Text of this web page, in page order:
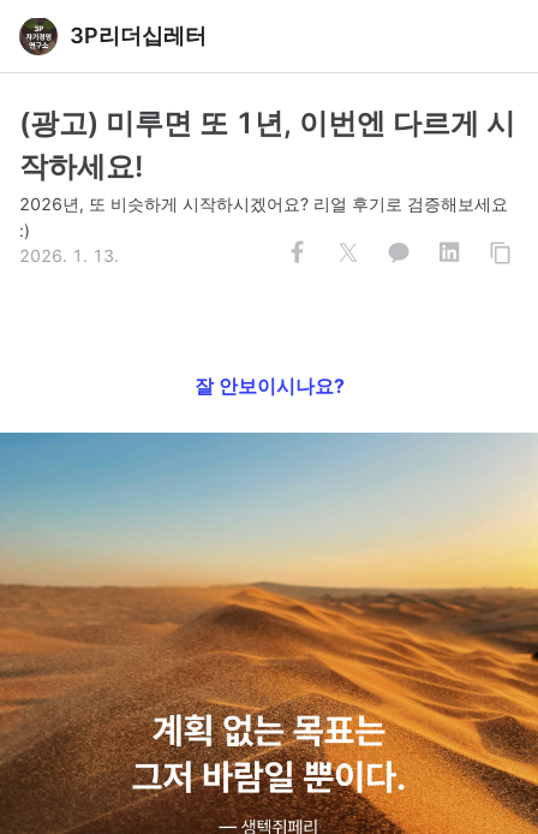
3P리더십레터
(광고) 미루면 또 1년, 이번엔 다르게 시
작하세요!
2026년, 또 비슷하게 시작하시겠어요? 리얼 후기로 검증해보세요
:)
2026. 1. 13.
잘 안보이시나요?